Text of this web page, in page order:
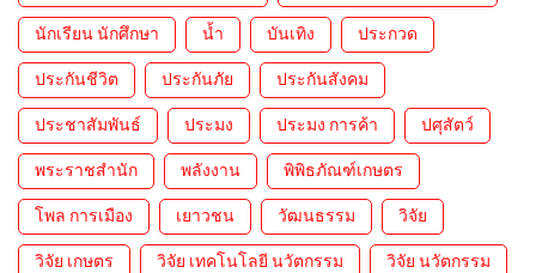
นักเรียน นักศึกษา น้ำ บันเทิง ประกวด
ประกันชีวิต ประกันภัย ประกันสังคม
ประชาสัมพันธ์ ประมง ประมง การค้า ปศุสัตว์
พระราชสำนัก พลังงาน พิพิธภัณฑ์เกษตร
โพล การเมือง เยาวชน วัฒนธรรม วิจัย
วิจัย เกษตร วิจัย เทคโนโลยี นวัตกรรม วิจัย นวัตกรรม